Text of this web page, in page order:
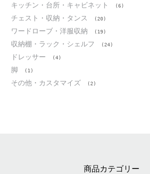
キッチン・台所・キャビネット (6)
チェスト・収納・タンス (20)
ワードローブ・洋服収納 (19)
収納棚・ラック・シェルフ (24)
ドレッサー (4)
脚 (1)
その他・カスタマイズ (2)
商品カテゴリー